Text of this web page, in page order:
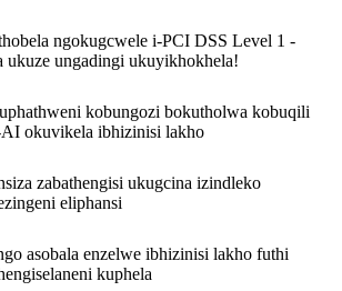
ngokugcwele i-PCI DSS Level 1 -
ukuze ungadingi ukuyikhokhela!
kobungozi bokutholwa kobuqili
AI okuvikela ibhizinisi lakho
zabathengisi ukugcina izindleko
eliphansi
asobala enzelwe ibhizinisi lakho futhi
kuphela